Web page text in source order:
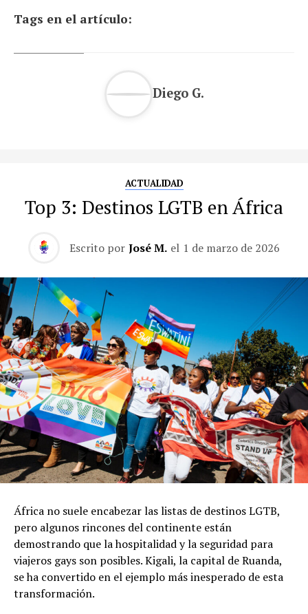
Tags en el artículo:
Diego G.
ACTUALIDAD
Top 3: Destinos LGTB en África
Escrito por José M. el 1 de marzo de 2026
África no suele encabezar las listas de destinos LGTB,
pero algunos rincones del continente están
demostrando que la hospitalidad y la seguridad para
viajeros gays son posibles. Kigali, la capital de Ruanda,
se ha convertido en el ejemplo más inesperado de esta
transformación.